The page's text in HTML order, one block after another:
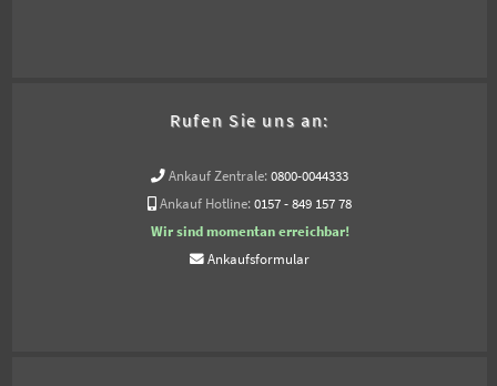
Rufen Sie uns an:
Ankauf Zentrale: 0800-0044333
Ankauf Hotline: 0157 - 849 157 78
Wir sind momentan erreichbar!
Ankaufsformular